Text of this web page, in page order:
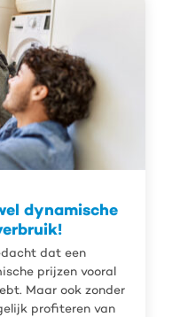
dynamische
dat een
prijzen vooral
Maar ook zonder
profiteren van